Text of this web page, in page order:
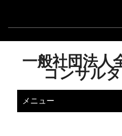
一般社団法人
コンサル
メニュー